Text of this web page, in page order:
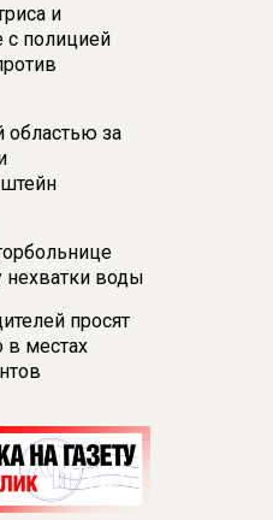
и
с полицией
областью за
воды
просят
в местах
и
8 августа
70-летие